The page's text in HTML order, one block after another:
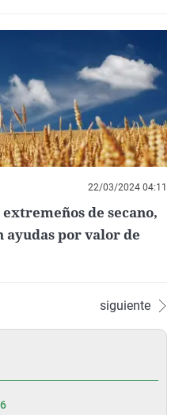
22/03/2024 04:11
de secano,
por valor de
siguiente